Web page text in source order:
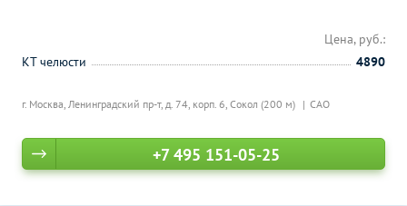
г. Москва, Ленинградский пр-т, д. 74, корп. 6, Сокол (200 м) САО
Цена, руб.:
КТ челюсти
4890
+7 495 151-05-25